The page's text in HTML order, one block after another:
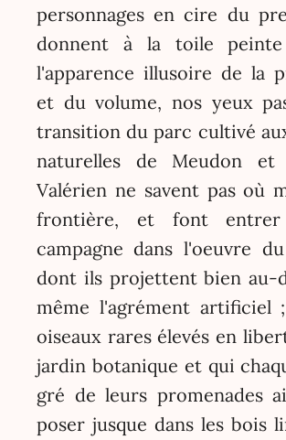
personnages en cire du
donnent à la toile
l'apparence illusoire de la
et du volume, nos yeux
transition du parc cultivé
naturelles de Meudon
Valérien ne savent pas où
frontière, et font
campagne dans l'oeuvre
dont ils projettent bien au-
même l'agrément artificiel
oiseaux rares élevés en
jardin botanique et qui
gré de leurs promenades
poser jusque dans les bois